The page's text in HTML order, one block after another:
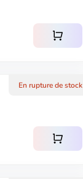
shopping_cart
En rupture de stock
shopping_cart